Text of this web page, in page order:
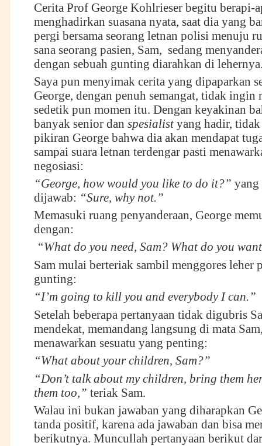
Cerita Prof George Kohlrieser begitu berapi-
menghadirkan suasana nyata, saat dia yang
pergi bersama seorang letnan polisi menuju
sana seorang pasien, Sam, sedang
dengan sebuah gunting diarahkan di
Saya pun menyimak cerita yang dipaparkan
George, dengan penuh semangat, tidak ingin
sedetik pun momen itu. Dengan keyakinan
banyak senior dan spesialistyang hadir,
pikiran George bahwa dia akan mendapat
sampai suara letnan terdengar pasti
negosiasi:
“George, how would you like to do it?” yang
dijawab: “Sure, why not.”
Memasuki ruang penyanderaan, George
dengan:
“What do you need, Sam? What do you
Sam mulai berteriak sambil menggores leher
gunting:
“I’m going to kill you and everybody I can.”
Setelah beberapa pertanyaan tidak digubris
mendekat, memandang langsung di mata
menawarkan sesuatu yang penting:
“What about your children, Sam?”
“Don’t talk about my children, bring them
them too,” teriak Sam.
Walau ini bukan jawaban yang diharapkan
tanda positif, karena ada jawaban dan bisa
berikutnya. Muncullah pertanyaan berikut